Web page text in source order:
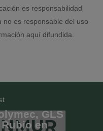
es responsabilidad
no es responsable del uso
aquí difundida.
GLS
en